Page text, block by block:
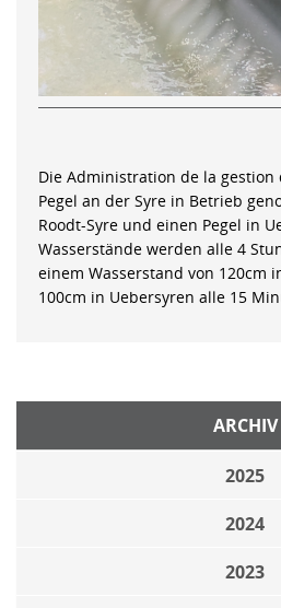
Die Administration de la gestion
Pegel an der Syre in Betrieb
Roodt-Syre und einen Pegel in
Wasserstände werden alle 4
einem Wasserstand von 120cm
100cm in Uebersyren alle 15
ARCHIV
2025
2024
2023